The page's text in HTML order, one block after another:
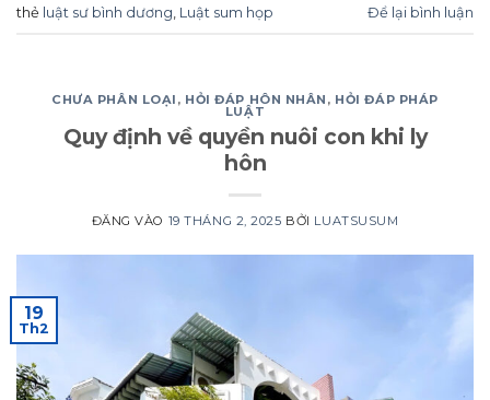
thẻ luật sư bình dương Luật sum họp Để lại bình luận
CHƯA PHÂN LOẠI , HỎI ĐÁP HÔN NHÂN , HỎI ĐÁP PHÁP
LUẬT
Quy định về quyền nuôi con khi ly
hôn
ĐĂNG VÀO 19 THÁNG 2, 2025 BỞI LUATSUSUM
19
Th2